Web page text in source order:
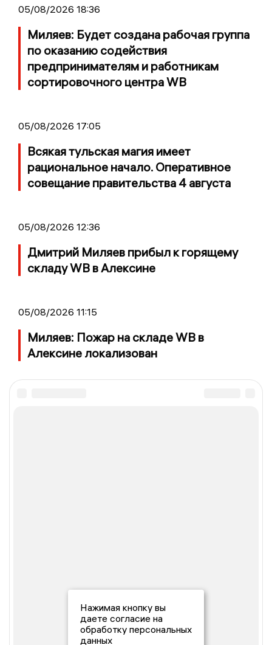
05/08/2026 18:36
Миляев: Будет создана рабочая группа
по оказанию содействия
предпринимателям и работникам
сортировочного центра WB
05/08/2026 17:05
Всякая тульская магия имеет
рациональное начало. Оперативное
совещание правительства 4 августа
05/08/2026 12:36
Дмитрий Миляев прибыл к горящему
складу WB в Алексине
05/08/2026 11:15
Миляев: Пожар на складе WB в
Алексине локализован
Нажимая кнопку вы
даете согласие на
обработку персональных
данных